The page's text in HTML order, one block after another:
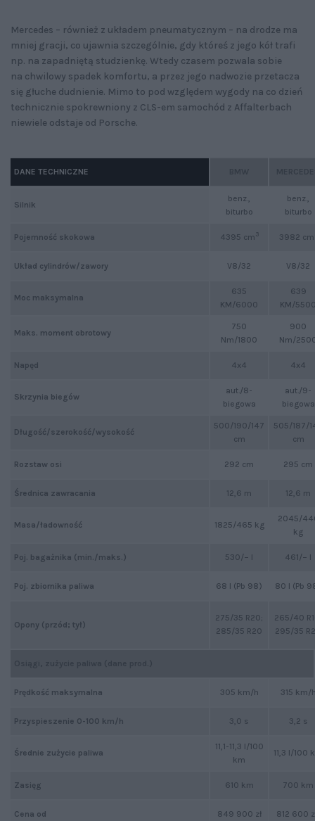
Mercedes – również z układem pneumatycznym – na drodze ma
mniej gracji, co ujawnia szczególnie, gdy któreś z jego kół trafi
np. na zapadniętą studzienkę. Wtedy czasem pozwala sobie
na chwilowy spadek komfortu, a przez jego nadwozie przetacza
się głuche dudnienie. Mimo to pod względem wygody na co dzień
technicznie spokrewniony z CLS-em samochód z Affalterbach
niewiele odstaje od Porsche.
benz.,
biturbo
benz.,
biturbo
4395 cm 3 3982 cm
V8/32 V8/32
635
KM/6000
639
KM/
750
Nm/1800
900
Nm/
4x4 4x4
aut./8-
biegowa
aut./9-
biegowa
500/190/147
cm
505/187/
cm
292 cm 295 cm
12,6 m 12,6 m
1825/465 kg
2045/
kg
530/– l 461/– l
68 l (Pb 98) 80 l (Pb
275/35 R20;
285/35 R20
265/40
295/35
305 km/h 315 km/
3,0 s 3,2 s
11,1-11,3 l/100
km
11,3 l/100
610 km 700 km
849 900 zł 812 600
DANE TECHNICZNE
Silnik
Pojemność skokowa
Układ cylindrów/zawory
Moc maksymalna
Maks. moment obrotowy
Napęd
Skrzynia biegów
Długość/szerokość/wysokość
Rozstaw osi
Średnica zawracania
Masa/ładowność
Poj. bagażnika (min./maks.)
Poj. zbiornika paliwa
Opony (przód; tył)
Prędkość maksymalna
Przyspieszenie 0-100 km/h
Średnie zużycie paliwa
Zasięg
Cena od